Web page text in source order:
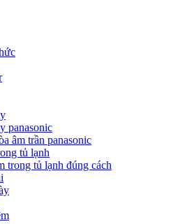
panasonic
âm trần panasonic
tủ lạnh
trong tủ lạnh đúng cách